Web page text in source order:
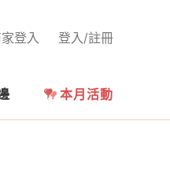
登入/註冊
登入
本月活動